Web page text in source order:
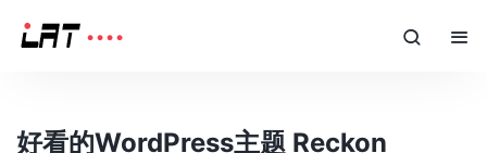
好看的WordPress主题 Reckon